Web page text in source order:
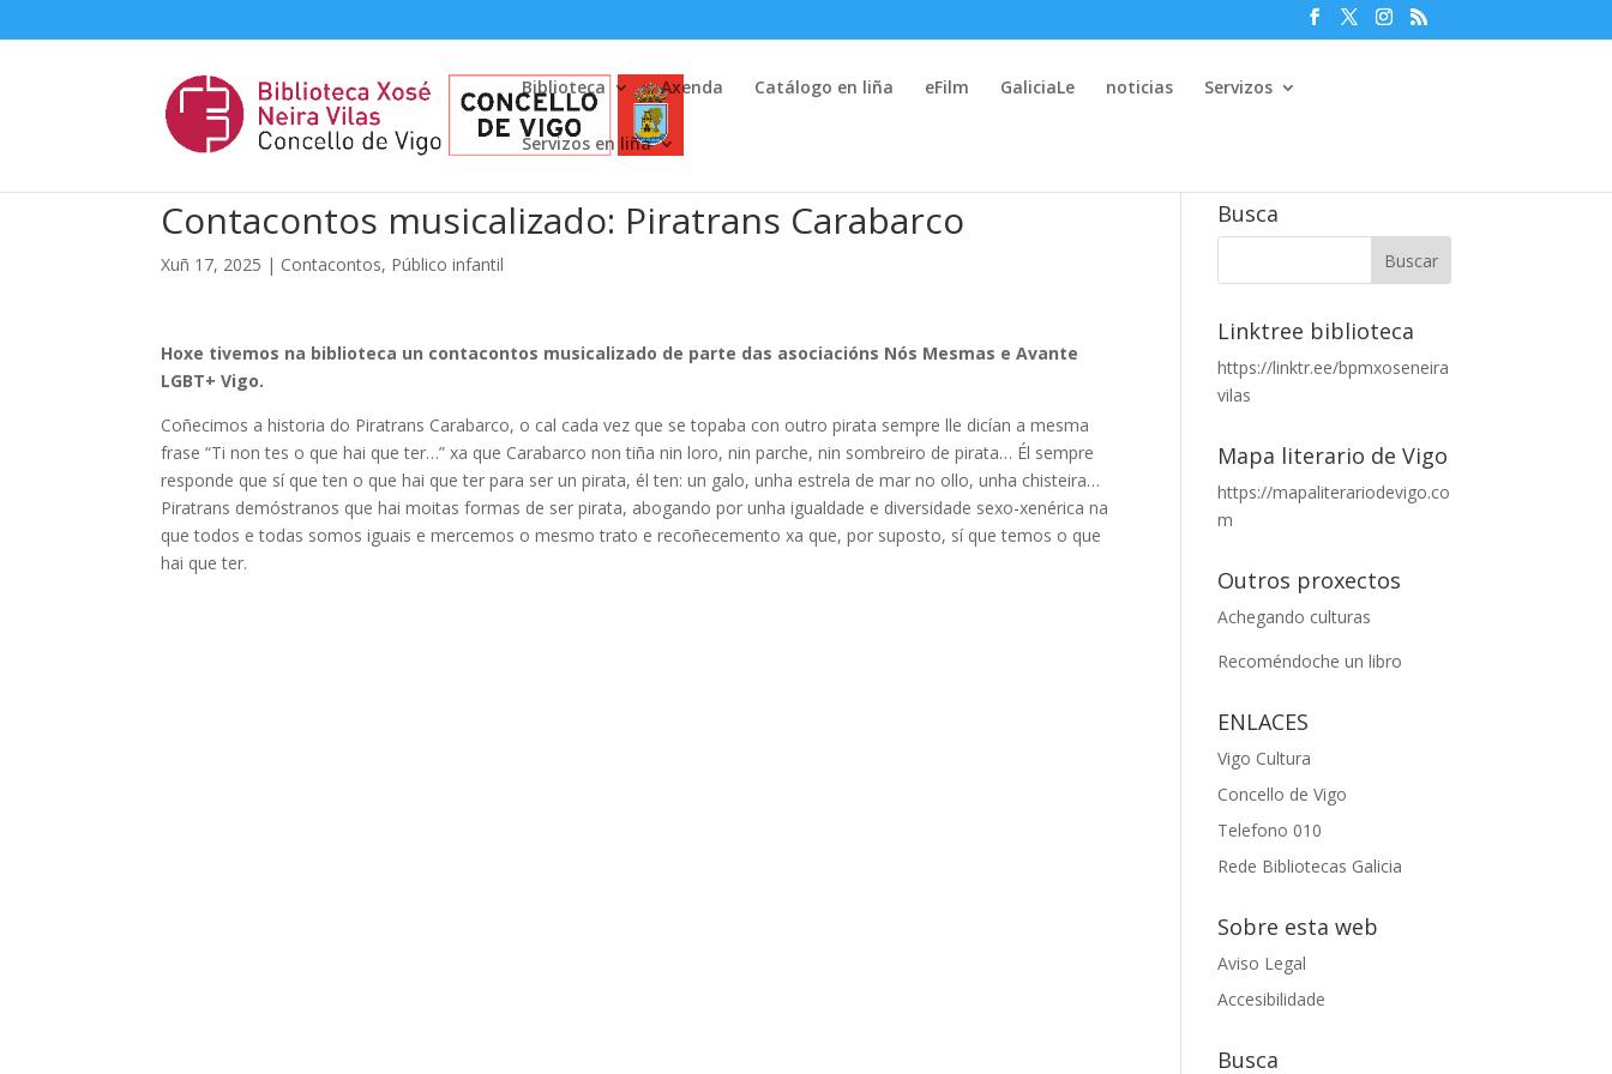
Biblioteca Axenda Catálogo en liña eFilm GaliciaLe noticias Servizos
Servizos en liña
Contacontos musicalizado: Piratrans Carabarco
Xuñ 17, 2025 | Contacontos, Público infantil
Hoxe tivemos na biblioteca un contacontos musicalizado de parte das asociacións Nós Mesmas e Avante
LGBT+ Vigo.
Coñecimos a historia do Piratrans Carabarco, o cal cada vez que se topaba con outro pirata sempre lle dicían a mesma
frase “Ti non tes o que hai que ter…” xa que Carabarco non tiña nin loro, nin parche, nin sombreiro de pirata… Él sempre
responde que sí que ten o que hai que ter para ser un pirata, él ten: un galo, unha estrela de mar no ollo, unha chisteira…
Piratrans demóstranos que hai moitas formas de ser pirata, abogando por unha igualdade e diversidade sexo-xenérica na
que todos e todas somos iguais e mercemos o mesmo trato e recoñecemento xa que, por suposto, sí que temos o que
hai que ter.
Busca
Linktree biblioteca
https://linktr.ee/bpmxoseneira
vilas
Mapa literario de Vigo
https://mapaliterariodevigo.co
m
Outros proxectos
Achegando culturas
Recoméndoche un libro
ENLACES
Vigo Cultura
Concello de Vigo
Telefono 010
Rede Bibliotecas Galicia
Sobre esta web
Aviso Legal
Accesibilidade
Busca